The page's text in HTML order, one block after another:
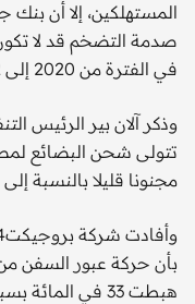
المستهلكين، إلا أن
في الفترة من 2020 إلى 2022".
وذكر آلان بير الرئيس
تتولى شحن البضائع
مجنونا قليلا بالنسبة
بأن حركة عبور السفن
هبطت 33 في